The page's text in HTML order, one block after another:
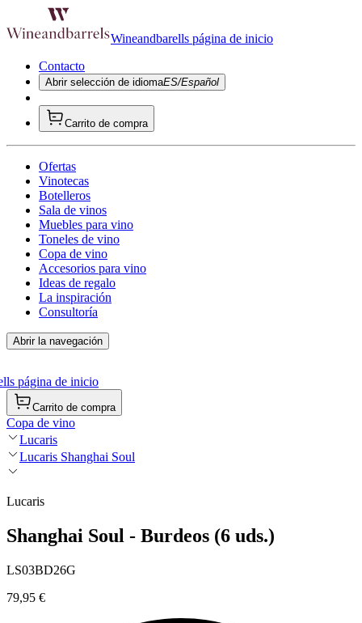
Wineandbarells página de inicio
Contacto
Abrir selección de idiomaES/Español
Carrito de compra
Ofertas
Vinotecas
Botelleros
Sala de vinos
Muebles para vino
Toneles de vino
Copa de vino
Accesorios para vino
Ideas de regalo
La inspiración
Consultoría
Abrir la navegación
página de inicio
Carrito de compra
Copa de vino
Lucaris
Lucaris Shanghai Soul
Lucaris
Shanghai Soul - Burdeos (6 uds.)
LS03BD26G
79,95 €